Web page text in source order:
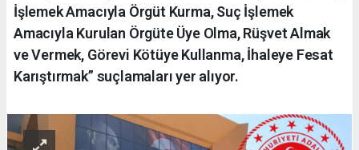
İşlemek Amacıyla Örgüt Kurma, Suç İşlemek
Amacıyla Kurulan Örgüte Üye Olma, Rüşvet Almak
ve Vermek, Görevi Kötüye Kullanma, İhaleye Fesat
Karıştırmak” suçlamaları yer alıyor.